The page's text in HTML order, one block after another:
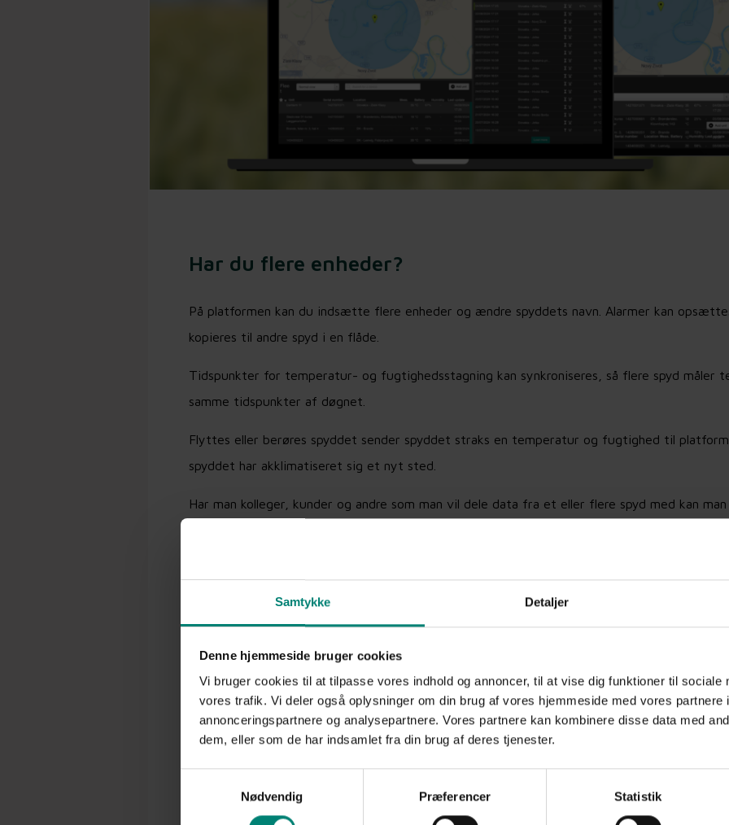
Samtykke Detaljer
Denne hjemmeside bruger cookies
Vi bruger cookies til at tilpasse vores indhold og annoncer, til at vise dig funktioner til sociale
vores trafik. Vi deler også oplysninger om din brug af vores hjemmeside med vores partnere
annonceringspartnere og analysepartnere. Vores partnere kan kombinere disse data med
dem, eller som de har indsamlet fra din brug af deres tjenester.
Nødvendig
Præferencer Statistik
Har du flere enheder?
På platformen kan du indsætte flere enheder og ændre spyddets navn. Alarmer kan
kopieres til andre spyd i en flåde.
Tidspunkter for temperatur- og fugtighedsstagning kan synkroniseres, så flere spyd måler
samme tidspunkter af døgnet.
Flyttes eller berøres spyddet sender spyddet straks en temperatur og fugtighed til
spyddet har akklimatiseret sig et nyt sted.
Har man kolleger, kunder og andre som man vil dele data fra et eller flere spyd med kan